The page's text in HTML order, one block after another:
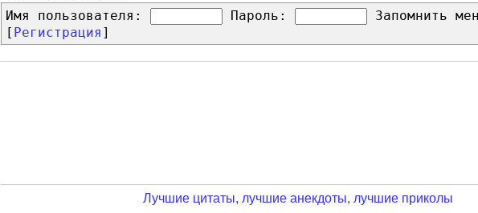
Имя пользователя: Пароль:
Запомнить
[ Регистрация ]
Лучшие цитаты, лучшие анекдоты, лучшие приколы